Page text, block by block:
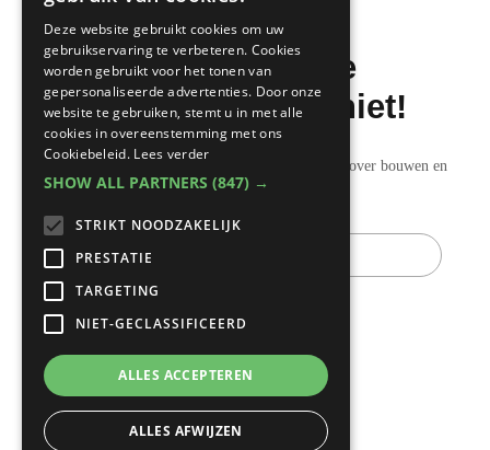
Mis de laatste
bouwnieuwtjes niet!
Ontvang onze wekelijkse updates vol nuttige tips over bouwen en
verbouwen.
E-
mail
Deze website gebruikt cookies om uw
gebruikservaring te verbeteren. Cookies
worden gebruikt voor het tonen van
gepersonaliseerde advertenties. Door onze
website te gebruiken, stemt u in met alle
cookies in overeenstemming met ons
Cookiebeleid. Lees verder
SHOW ALL PARTNERS (847) →
STRIKT NOODZAKELIJK
PRESTATIE
TARGETING
NIET-GECLASSIFICEERD
ALLES ACCEPTEREN
ALLES AFWIJZEN